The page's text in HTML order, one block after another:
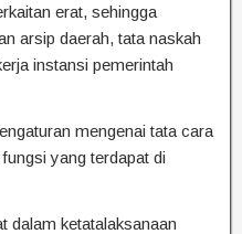
erat, sehingga
arsip daerah, tata naskah
instansi pemerintah
mengenai tata cara
yang terdapat di
dalam ketatalaksanaan